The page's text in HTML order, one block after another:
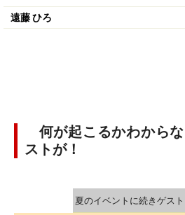
遠藤 ひろ
何が起こるかわから
ストが！
夏のイベントに続きゲスト